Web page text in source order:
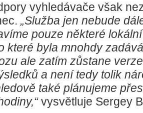
vyhledávače však
„Služba jen nebude
pouze některé
které byla mnohdy
ale zatím zůstane
a není tedy tolik
také plánujeme
vysvětluje Sergey